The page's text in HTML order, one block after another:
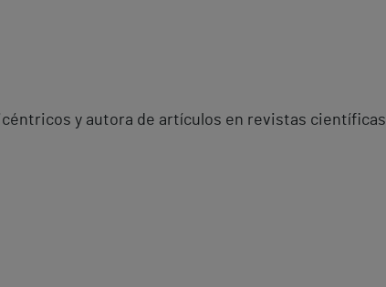
y autora de artículos en revistas científicas